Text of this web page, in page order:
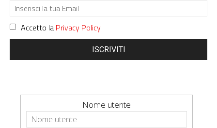
Accetto la Privacy Policy
ISCRIVITI
Nome utente